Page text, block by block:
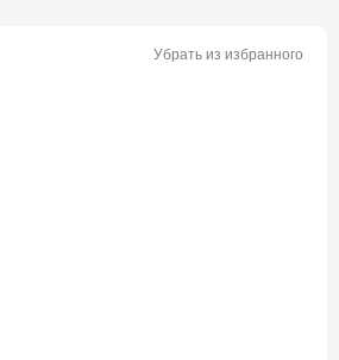
Убрать из избранного